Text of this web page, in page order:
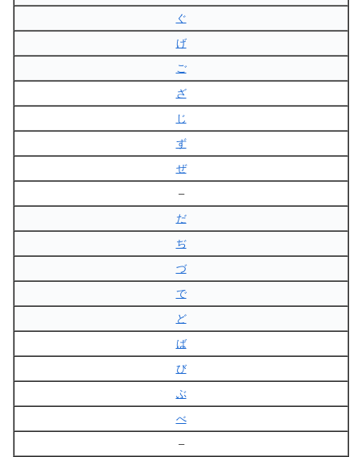
ぐ
げ
ご
ざ
じ
ず
ぜ
–
だ
ぢ
づ
で
ど
ば
び
ぶ
べ
–